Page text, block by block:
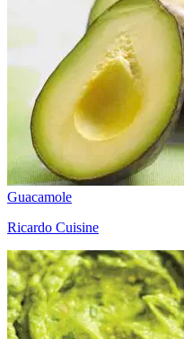
Guacamole
Ricardo Cuisine